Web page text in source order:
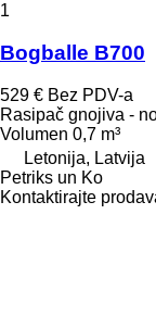
1
Bogballe B700
529 € Bez PDV-a
Rasipač gnojiva -
Volumen 0,7 m³
Letonija, Latvija
Petriks un Ko
Kontaktirajte